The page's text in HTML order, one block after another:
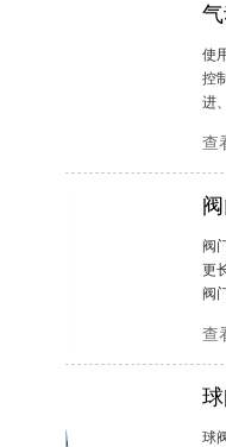
使
控
进
查
阀
更
阀
查
球